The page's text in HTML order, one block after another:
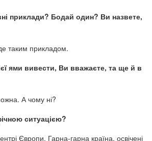
приклади? Бодай один? Ви назвете,
таким прикладом.
ями вивести, Ви вважаєте, та ще й в
А чому ні?
ситуацією?
Європи. Гарна-гарна країна, освічені